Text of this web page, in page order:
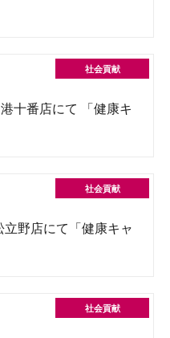
十番店にて 「健康キ
野店にて「健康キャ